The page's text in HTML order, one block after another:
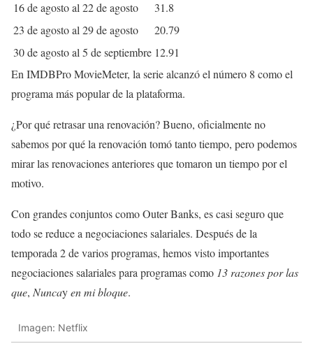
16 de agosto al 22 de agosto
31.8
23 de agosto al 29 de agosto
20.79
30 de agosto al 5 de septiembre 12.91
En IMDBPro MovieMeter, la serie alcanzó el número 8 como el
programa más popular de la plataforma.
¿Por qué retrasar una renovación? Bueno, oficialmente no
sabemos por qué la renovación tomó tanto tiempo, pero podemos
mirar las renovaciones anteriores que tomaron un tiempo por el
motivo.
Con grandes conjuntos como Outer Banks, es casi seguro que
todo se reduce a negociaciones salariales. Después de la
temporada 2 de varios programas, hemos visto importantes
negociaciones salariales para programas como 13 razones por las
que, Nuncayen mi bloque.
Imagen: Netflix